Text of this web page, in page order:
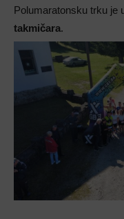
Polumaratonsku trku je
takmičara.